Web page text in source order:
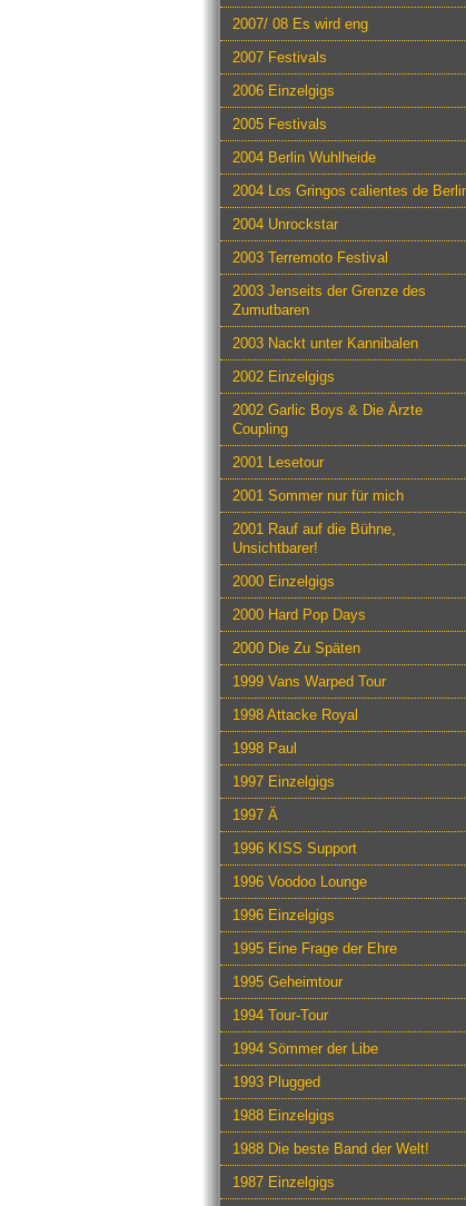
2007/ 08 Es wird eng
2007 Festivals
2006 Einzelgigs
2005 Festivals
2004 Berlin Wuhlheide
2004 Los Gringos calientes de
2004 Unrockstar
2003 Terremoto Festival
2003 Jenseits der Grenze des
Zumutbaren
2003 Nackt unter Kannibalen
2002 Einzelgigs
2002 Garlic Boys & Die Ärzte
Coupling
2001 Lesetour
2001 Sommer nur für mich
2001 Rauf auf die Bühne,
Unsichtbarer!
2000 Einzelgigs
2000 Hard Pop Days
2000 Die Zu Späten
1999 Vans Warped Tour
1998 Attacke Royal
1998 Paul
1997 Einzelgigs
1997 Ä
1996 KISS Support
1996 Voodoo Lounge
1996 Einzelgigs
1995 Eine Frage der Ehre
1995 Geheimtour
1994 Tour-Tour
1994 Sömmer der Libe
1993 Plugged
1988 Einzelgigs
1988 Die beste Band der Welt!
1987 Einzelgigs